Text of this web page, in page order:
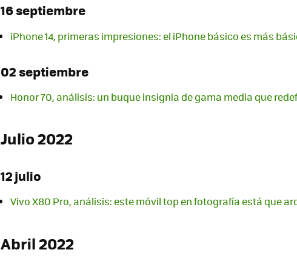
16 septiembre
iPhone 14, primeras impresiones: el iPhone básico es más
02 septiembre
Honor 70, análisis: un buque insignia de gama media que
Julio 2022
12 julio
Vivo X80 Pro, análisis: este móvil top en fotografía está que
Abril 2022